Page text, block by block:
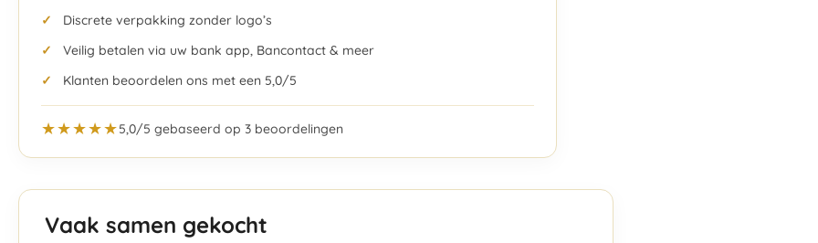
Discrete verpakking zonder logo’s
Veilig betalen via uw bank app, Bancontact & meer
Klanten beoordelen ons met een 5,0/5
★★★★★5,0/5 gebaseerd op 3 beoordelingen
Vaak samen gekocht